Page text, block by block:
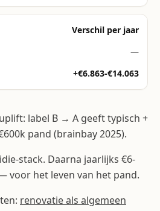
Verschil per jaar
—
+€6.863-€14.063
label B → A geeft typisch +
pand (brainbay 2025).
stack. Daarna jaarlijks €6-
voor het leven van het pand.
renovatie als algemeen